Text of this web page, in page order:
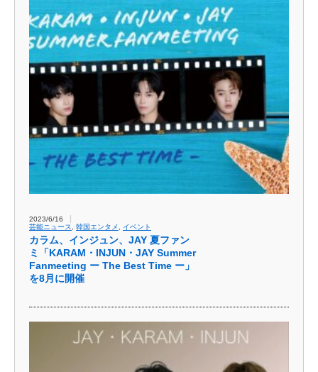
2023/6/16
芸能ニュース
韓国エンタメ イベント
カラム、インジュン、JAY 夏ファン
ミ「KARAM・INJUN・JAY Summer
Fanmeeting ー The Best Time ー」
を8月に開催